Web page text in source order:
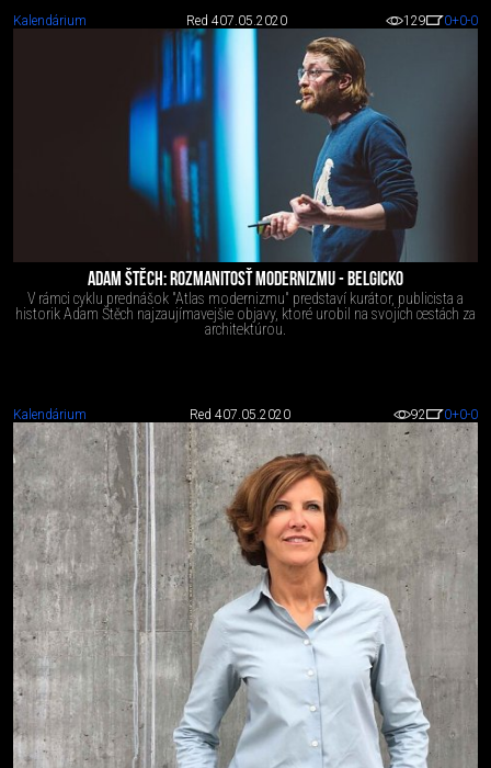
Kalendárium Red 407.05.2020 129 0+0-0
ADAM ŠTĚCH: ROZMANITOSŤ MODERNIZMU - BELGICKO
V rámci cyklu prednášok "Atlas modernizmu" predstaví kurátor, publicista a
historik Adam Štěch najzaujímavejšie objavy, ktoré urobil na svojich cestách za
architektúrou.
Kalendárium Red 407.05.2020 92 0+0-0